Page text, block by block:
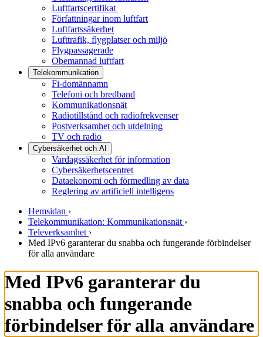
Luftfartscertifikat
Författningar inom luftfart
Luftfartssäkerhet
Lufttrafik, flygplatser och miljö
Flygpassagerade
Obemannad luftfart
Telekommunikation
Fi-domännamn
Telefoni och bredband
Kommunikationsnät
Radiotillstånd och radiofrekvenser
Postverksamhet och utdelning
TV och radio
Cybersäkerhet och AI
Vardagssäkerhet för information
Cybersäkerhetscentret
Dataekonomi och förmedling av data
Reglering av artificiell intelligens
Hemsidan ›
Telekommunikation: Kommunikationsnät ›
Televerksamhet ›
Med IPv6 garanterar du snabba och fungerande förbindelser
för alla användare
Med IPv6 garanterar du
snabba och fungerande
förbindelser för alla användare